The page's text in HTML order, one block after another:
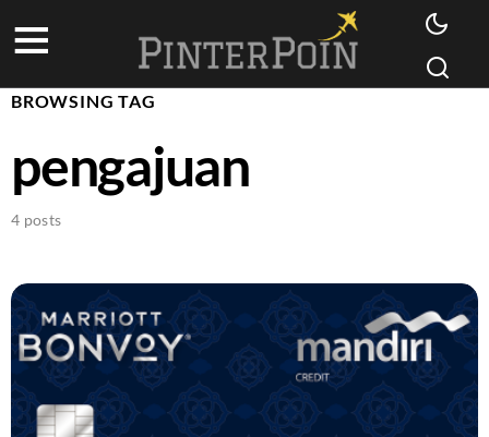
BROWSING TAG
pengajuan
4 posts